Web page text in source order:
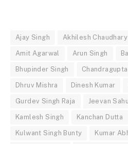
Ajay Singh Akhilesh Chaudhary
Amit Agarwal Arun Singh
Bhupinder Singh
Dhruv Mishra Dinesh Kumar
Gurdev Singh Raja Jeevan Sahu
Kamlesh Singh Kanchan Dutta
Kulwant Singh Bunty Kumar